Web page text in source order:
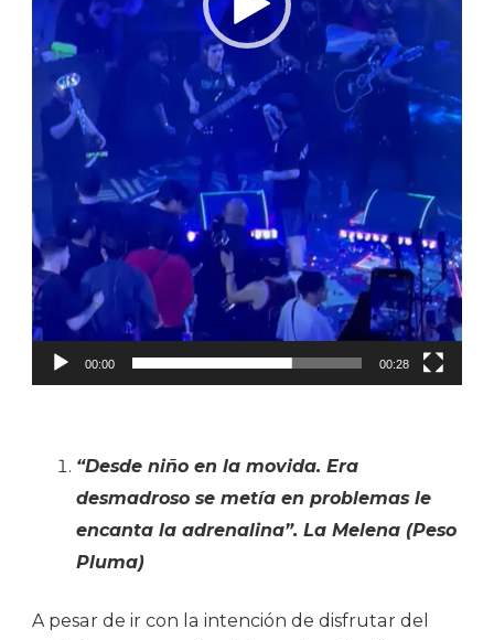
00:00 00:28
“Desde niño en la movida. Era
desmadroso se metía en problemas le
encanta la adrenalina”. La Melena (Peso
Pluma)
A pesar de ir con la intención de disfrutar del